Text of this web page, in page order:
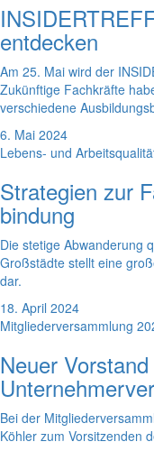
entdecken
Am 25. Mai wird der
Zukünftige Fachkräfte
verschiedene
6. Mai 2024
Lebens- und
Strategien zur
bindung
Die stetige Abwanderung
Großstädte stellt eine
dar.
18. April 2024
Mitgliederversammlung
Neuer
Bei der
Köhler zum Vorsitzenden